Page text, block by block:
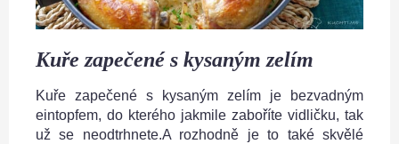
Kuře zapečené s kysaným zelím
Kuře zapečené s kysaným zelím je bezvadným
eintopfem, do kterého jakmile zaboříte vidličku, tak
už se neodtrhnete.A rozhodně je to také skvělé